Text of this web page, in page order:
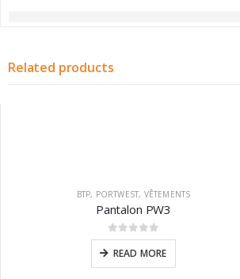
Related products
BTP, PORTWEST, VÊTEMENTS
Pantalon PW3
0sur 5
READ MORE